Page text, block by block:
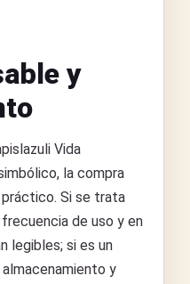
y
Vida
la compra
Si se trata
frecuencia de uso y en
legibles; si es un
y